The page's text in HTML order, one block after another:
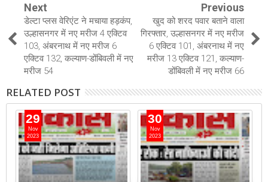
Next
डेल्टा प्लस वेरिएंट ने मचाया हड़कंप,
उल्हासनगर में नए मरीज 4 एक्टिव
103, अंबरनाथ में नए मरीज 6
एक्टिव 132, कल्याण-डोंबिवली में नए
मरीज 54
Previous
खुद को शरद पवार बताने वाला
गिरफ्तार, उल्हासनगर में नए मरीज
6 एक्टिव 101, अंबरनाथ में नए
मरीज 13 एक्टिव 121, कल्याण-
डोंबिवली में नए मरीज 66
RELATED POST
29
Nov
2023
30
Nov
2023